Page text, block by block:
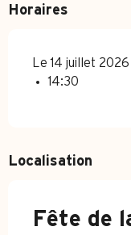
Horaires
Le 14 juillet 2026
14:30
Localisation
Fête de